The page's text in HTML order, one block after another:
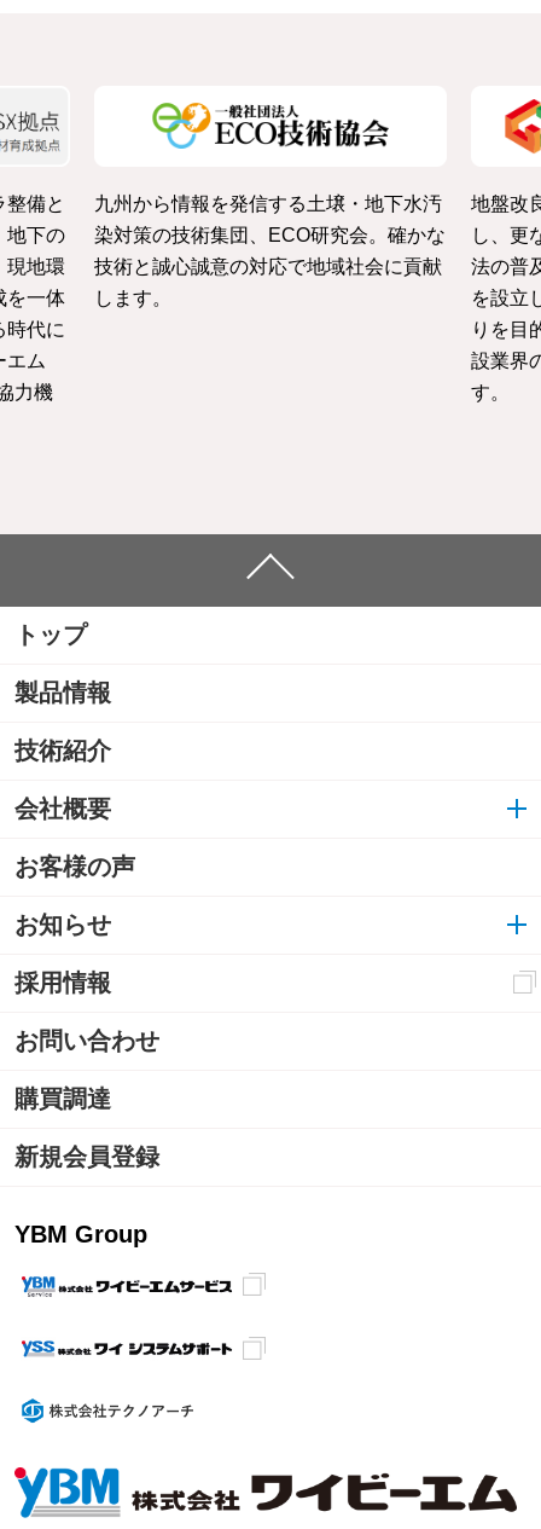
備と
地下の
現地環
を一体
時代に
エム
力機
九州から情報を発信する土壌・地下水汚
染対策の技術集団、ECO研究会。確かな
技術と誠心誠意の対応で地域社会に貢献
します。
地盤改
し、更
法の普
を設立
りを目
設業界
す。
トップ
製品情報
技術紹介
会社概要
お客様の声
お知らせ
採用情報
お問い合わせ
購買調達
新規会員登録
YBM Group